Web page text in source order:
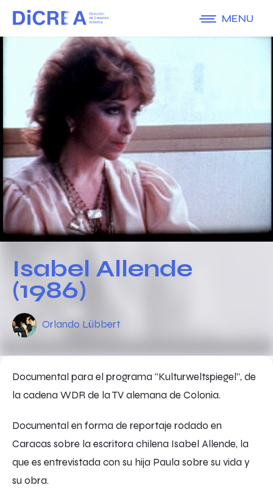
MENU
Isabel Allende
(1986)
Orlando Lübbert
Documental para el programa “Kulturweltspiegel”, de
la cadena WDR de la TV alemana de Colonia.
Documental en forma de reportaje rodado en
Caracas sobre la escritora chilena Isabel Allende, la
que es entrevistada con su hija Paula sobre su vida y
su obra.